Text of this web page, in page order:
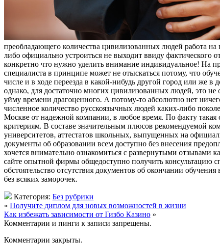
преобладающего количества цивилизованных людей работа
либо официально устроиться не выходит ввиду фактического
конкретно что нужно уделить внимание индивидуальное! На
специалиста в принципе может не отыскаться потому, что
числе и в ходе переезда в какой-нибудь другой город или же в
однако, для достаточно многих цивилизованных людей, это не
уйму времени драгоценного. А потому-то абсолютно нет
численное количество русскоязычных людей каких-либо
Москве от надежной компании, в любое время. По факту такая
критериям. В составе значительным плюсов рекомендуемой
университетов, аттестатов школьных, выпущенных на
документы об образовании всем доступно без внесения
хочется внимательно ознакомиться с развернутыми отзывами
сайте опытной фирмы общедоступно получить консультацию
обстоятельство отсутствия документов об окончании
без всяких заморочек.
Категория: Без рубрики
« Получите диплом для новых возможностей в жизни
Как избежать зависимости от Гизбо Казино »
Комментарии и пинги к записи запрещены.
Комментарии закрыты.